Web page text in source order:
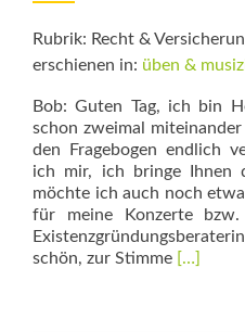
Rubrik: Recht &
erschienen in: üben &
Bob: Guten Tag, ich bin
schon zweimal
den Fragebogen endlich
ich mir, ich bringe Ihnen
möchte ich auch noch
für meine Konzerte bzw.
schön, zur Stimme Read
[…]